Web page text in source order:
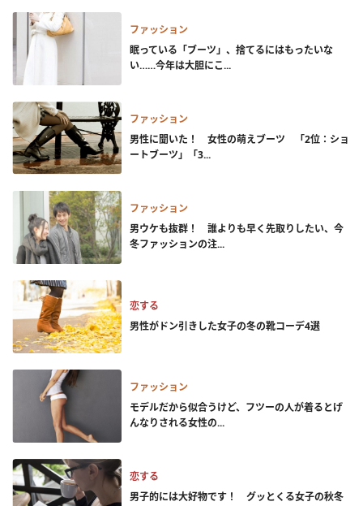
ファッション
眠っている「ブーツ」、捨てるにはもったいな
い……今年は大胆にこ...
ファッション
男性に聞いた！ 女性の萌えブーツ 「2位：ショ
ートブーツ」「3...
ファッション
男ウケも抜群！ 誰よりも早く先取りしたい、今
冬ファッションの注...
恋する
男性がドン引きした女子の冬の靴コーデ4選
ファッション
モデルだから似合うけど、フツーの人が着るとげ
んなりされる女性の...
恋する
男子的には大好物です！ グッとくる女子の秋冬